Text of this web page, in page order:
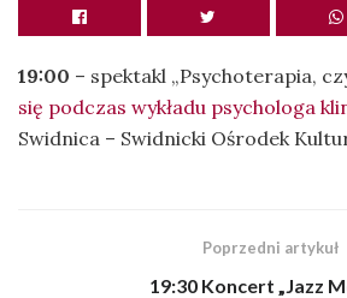
19:00 – spektakl „Psychoterapia,
się podczas wykładu psychologa
Swidnica – Swidnicki Ośrodek
Poprzedni artykuł
19:30 Koncert „Jazz